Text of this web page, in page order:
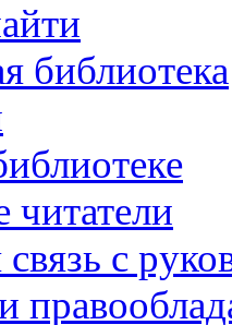
библиотека
с